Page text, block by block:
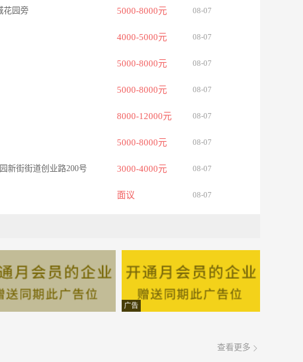
花园旁 5000-8000元 08-07
4000-5000元 08-07
5000-8000元 08-07
5000-8000元 08-07
8000-12000元 08-07
5000-8000元 08-07
新街街道创业路200号 3000-4000元 08-07
面议 08-07
塍上预制厂内 8000-12000元 08-07
广段18号 面议 08-07
广告
查看更多